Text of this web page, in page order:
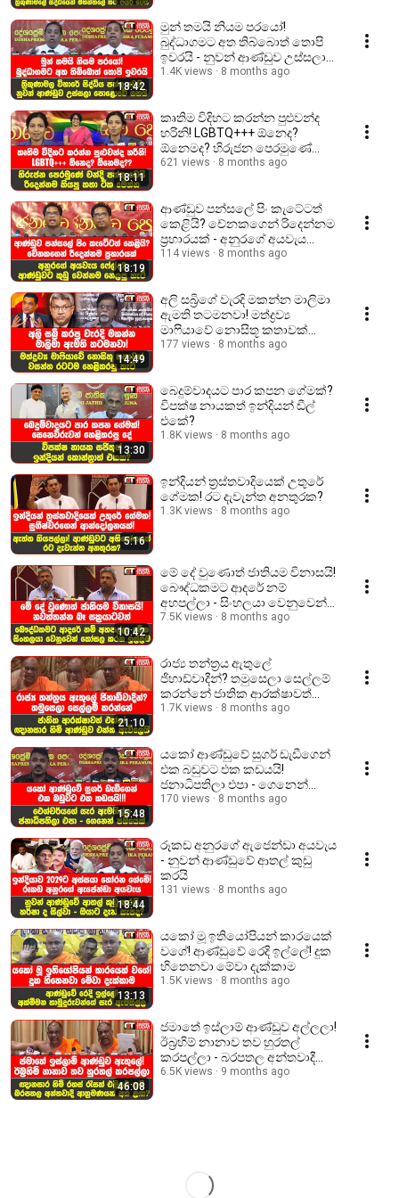
18:42
මුන් තමයි නියම පරයෝ!
බුද්ධාගමට අත තිබ්බොත් තොපි
ඉවරයි - නුවන් ආණ්ඩුව උස්සලා
පොළොවේ ගහයි
1.4K views 8 months ago
18:11
කෘතිම විදිහට කරන්න පුළුවන්ද
හරිනි! LGBTQ+++ ඕනෙද?
ඕනෙමද? හිරුජන පෙරමුණේ
චන්දි පත්තු වෙයි
621 views 8 months ago
18:19
ආණ්ඩුව පන්සලේ පිං කැටේටත්
කෙළියි? චේනකගෙන් රිදෙන්නම
ප්‍රහාරයක් - අනුරගේ අයවැය
ෆේල්ද?
114 views 8 months ago
14:49
අලි සබ්‍රිගේ වැරදි මකන්න මාලිමා
ඇමති තටමනවා! මත්ද්‍රව්‍ය
මාෆියාවේ නොසිතූ කතාවක්
වසන්ත හෙළිකරපු හැටි
177 views 8 months ago
13:30
බෙදුම්වාදයට පාර කපන ගේමක්?
විපක්ෂ නායකත් ඉන්දියන් ඩීල්
එකේ?
1.8K views 8 months ago
5:16
ඉන්දියන් ත්‍රස්තවාදියෙක් උතුරේ
ගේමක! රට දැවැන්ත අනතුරක?
1.3K views 8 months ago
10:42
මේ දේ වුණොත් ජාතියම විනාසයි!
බෞද්ධකමට ආදරේ නම්
අහපල්ලා - සිංහලයා වෙනුවෙන්
කරන ඉල්ලීම
7.5K views 8 months ago
21:10
රාජ්‍ය තන්ත්‍රය ඇතුලේ
ජිහාඩ්වාදීන්? තමුසෙලා සෙල්ලම්
කරන්නේ ජාතික ආරක්ෂාවත්
එක්ක!
1.7K views 8 months ago
15:48
යකෝ ආණ්ඩුවේ සුගර් ඩැඩීගෙන්
එක බඩුවට එක කඩයයි!
ජනාධිපතිලා එපා - ගෙනෙන්
පඹයෙක්
170 views 8 months ago
18:44
රූකඩ අනුරගේ ඇජෙන්ඩා අයවැය
- නුවන් ආණ්ඩුවේ ආතල් කුඩු
කරයි
131 views 8 months ago
13:13
යකෝ මූ ඉතියෝපියන් කාරයෙක්
වගේ! ආණ්ඩුවේ රෙදි ඉල්ලේ! දුක
හිතෙනවා මේවා දැක්කාම
1.5K views 8 months ago
46:08
ජමාතේ ඉස්ලාම් ආණ්ඩුව අල්ලලා!
ඊබ්‍රහිම් නානාව තව හුරතල්
කරපල්ලා - බරපතල අන්තවාදී
ආක්‍රමණයක් අත ළඟ?
6.5K views 9 months ago